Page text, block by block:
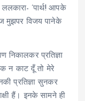
‘पार्थ! आपके
मुझपर विजय पानेके
निकालकर प्रतिज्ञा
न काट दूँ तो मेरे
प्रतिज्ञा सुनकर
हैं। इनके सामने ही